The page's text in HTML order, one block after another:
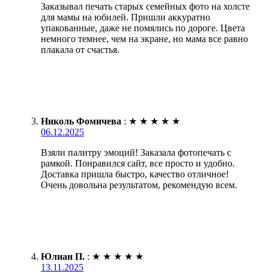
Заказывал печать старых семейных фото на холсте
для мамы на юбилей. Пришли аккуратно
упакованные, даже не помялись по дороге. Цвета
немного темнее, чем на экране, но мама все равно
плакала от счастья.
Николь Фомичева : ★ ★ ★ ★ ★
06.12.2025
Взяли палитру эмоций! Заказала фотопечать с
рамкой. Понравился сайт, все просто и удобно.
Доставка пришла быстро, качество отличное!
Очень довольна результатом, рекомендую всем.
Юлиан П. : ★ ★ ★ ★ ★
13.11.2025